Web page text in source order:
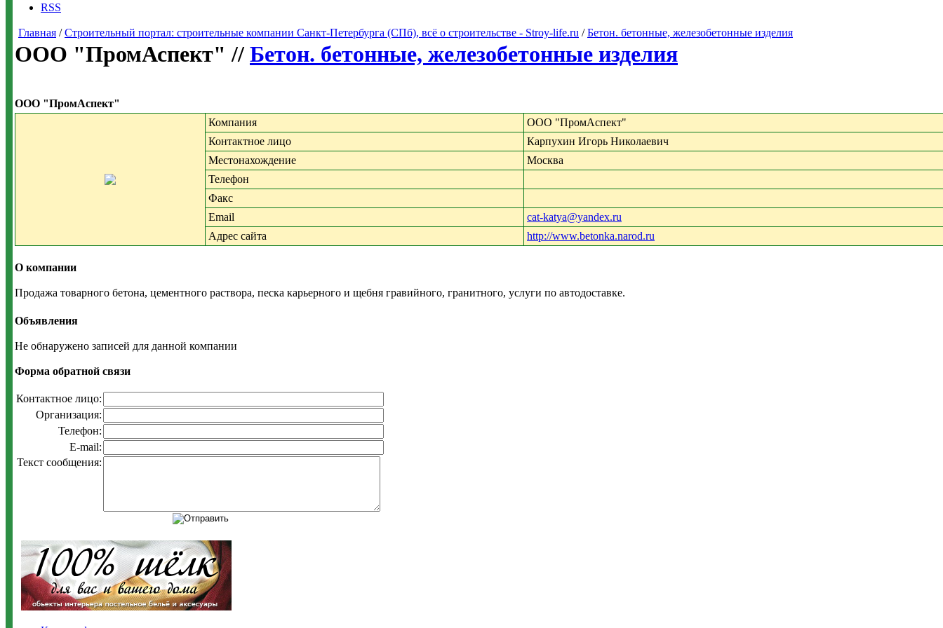
RSS
Главная /Строительный портал: строительные компании Санкт-Петербурга (СПб), всё о строительстве - Stroy-life.ru /Бетон. бетонные, железобетонные изделия
ООО "ПромАспект" // Бетон. бетонные, железобетонные изделия
ООО "ПромАспект"
Компания
ООО "ПромАспект"
Контактное лицо
Карпухин Игорь Николаевич
Местонахождение
Москва
Телефон
Факс
Email
cat-katya@yandex.ru
Адрес сайта
http://www.betonka.narod.ru
О компании
Продажа товарного бетона, цементного раствора, песка карьерного и щебня гравийного, гранитного, услуги по автодоставке.
Объявления
Не обнаружено записей для данной компании
Форма обратной связи
Контактное лицо:
Организация:
Телефон:
E-mail:
Текст сообщения: